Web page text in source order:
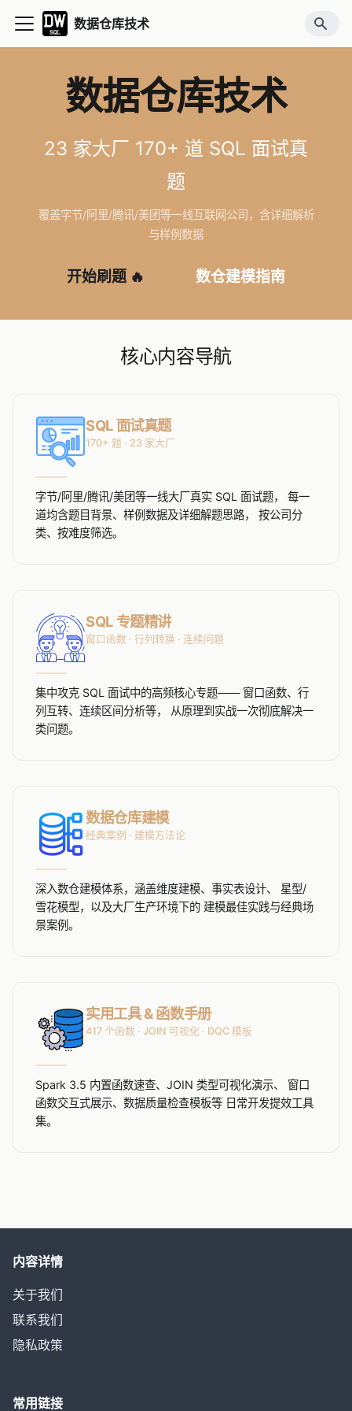
数据仓库技术
数据仓库技术
23 家大厂 170+ 道 SQL 面试真
题
覆盖字节/阿里/腾讯/美团等一线互联网公司，含详细解析
与样例数据
开始刷题 🔥 数仓建模指南
核心内容导航
SQL 面试真题
170+ 题 · 23 家大厂
字节/阿里/腾讯/美团等一线大厂真实 SQL 面试题， 每一
道均含题目背景、样例数据及详细解题思路， 按公司分
类、按难度筛选。
SQL 专题精讲
窗口函数 · 行列转换 · 连续问题
集中攻克 SQL 面试中的高频核心专题—— 窗口函数、行
列互转、连续区间分析等， 从原理到实战一次彻底解决一
类问题。
数据仓库建模
经典案例 · 建模方法论
深入数仓建模体系，涵盖维度建模、事实表设计、 星型/
雪花模型，以及大厂生产环境下的 建模最佳实践与经典场
景案例。
实用工具 & 函数手册
417 个函数 · JOIN 可视化 · DQC 模板
Spark 3.5 内置函数速查、JOIN 类型可视化演示、 窗口
函数交互式展示、数据质量检查模板等 日常开发提效工具
集。
内容详情
关于我们
联系我们
隐私政策
常用链接